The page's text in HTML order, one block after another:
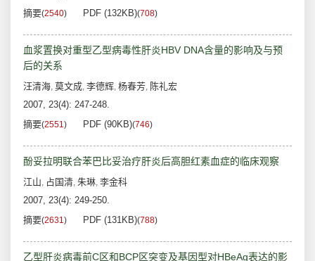
摘要(2540) PDF (132KB)(708)
血浆置换对重型乙型病毒性肝炎HBV DNA含量的影响及与预
后的关系
汪清海, 莫文成, 李德辉, 杨春芳, 陈礼宏
2007, 23(4): 247-248.
摘要(2551) PDF (90KB)(746)
酚妥拉明联合苯巴比妥治疗肝炎后高胆红素血症的临床观察
江山, 占国清, 朱琳, 李金科
2007, 23(4): 249-250.
摘要(2631) PDF (131KB)(788)
乙型肝炎病毒前C区和BCP区突变及基因型对HBeAg表达的影